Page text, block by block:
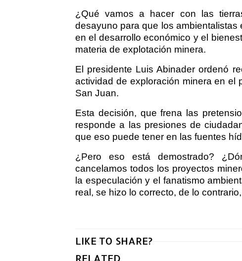
¿Qué vamos a hacer con las
desayuno para que los
en el desarrollo económico y el
materia de explotación minera.
El presidente Luis Abinader ordenó
actividad de exploración minera en el
San Juan.
Esta decisión, que frena las
responde a las presiones de
que eso puede tener en las fuentes
¿Pero eso está demostrado?
cancelamos todos los proyectos
la especulación y el fanatismo
real, se hizo lo correcto, de lo
LIKE TO SHARE?
RELATED